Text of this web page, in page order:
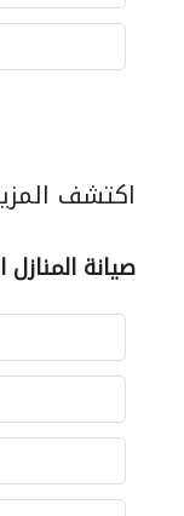
اكتشف
صيانة